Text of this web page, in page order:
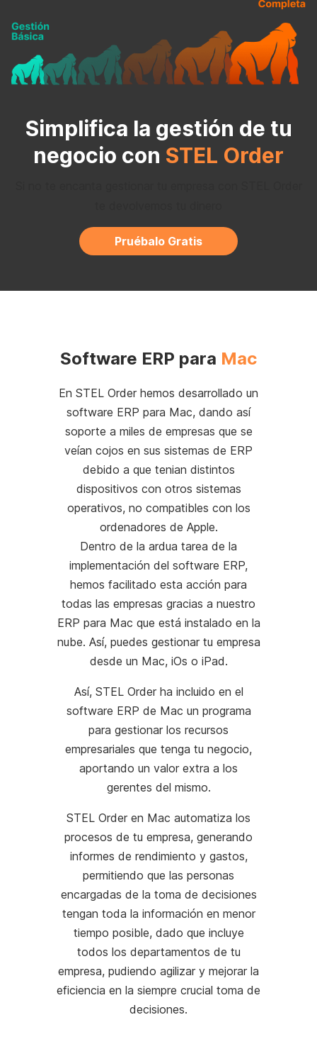
Simplifica la gestión de tu
negocio con STEL Order
Pruébalo Gratis
Software ERP para Mac
En STEL Order hemos desarrollado un
software ERP para Mac, dando así
soporte a miles de empresas que se
veían cojos en sus sistemas de ERP
debido a que tenian distintos
dispositivos con otros sistemas
operativos, no compatibles con los
ordenadores de Apple.
Dentro de la ardua tarea de la
implementación del software ERP,
hemos facilitado esta acción para
todas las empresas gracias a nuestro
ERP para Mac que está instalado en la
nube. Así, puedes gestionar tu empresa
desde un Mac, iOs o iPad.
Así, STEL Order ha incluido en el
software ERP de Mac un programa
para gestionar los recursos
empresariales que tenga tu negocio,
aportando un valor extra a los
gerentes del mismo.
STEL Order en Mac automatiza los
procesos de tu empresa, generando
informes de rendimiento y gastos,
permitiendo que las personas
encargadas de la toma de decisiones
tengan toda la información en menor
tiempo posible, dado que incluye
todos los departamentos de tu
empresa, pudiendo agilizar y mejorar la
eficiencia en la siempre crucial toma de
decisiones.